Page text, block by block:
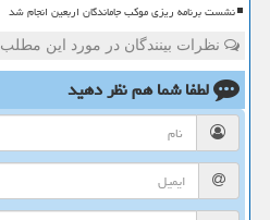
نشست برنامه ریزی موکب جاماندگان اربعین انجام شد
نظرات بینندگان در مورد این مطلب
لطفا شما همنظر دهید